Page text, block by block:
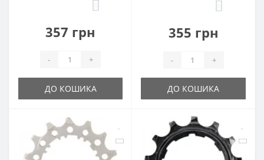
357 грн
- +
ДО КОШИКА
355 грн
- +
ДО КОШИКА